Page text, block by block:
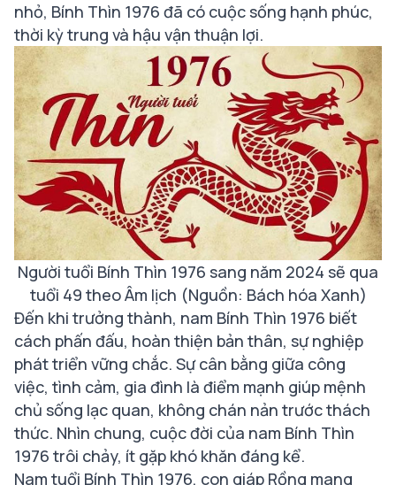
nhỏ, Bính Thìn 1976 đã có cuộc sống hạnh phúc,
thời kỳ trung và hậu vận thuận lợi.
Người tuổi Bính Thìn 1976 sang năm 2024 sẽ qua
tuổi 49 theo Âm lịch (Nguồn: Bách hóa Xanh)
Đến khi trưởng thành, nam Bính Thìn 1976 biết
cách phấn đấu, hoàn thiện bản thân, sự nghiệp
phát triển vững chắc. Sự cân bằng giữa công
việc, tình cảm, gia đình là điểm mạnh giúp mệnh
chủ sống lạc quan, không chán nản trước thách
thức. Nhìn chung, cuộc đời của nam Bính Thìn
1976 trôi chảy, ít gặp khó khăn đáng kể.
Nam tuổi Bính Thìn 1976, con giáp Rồng mang